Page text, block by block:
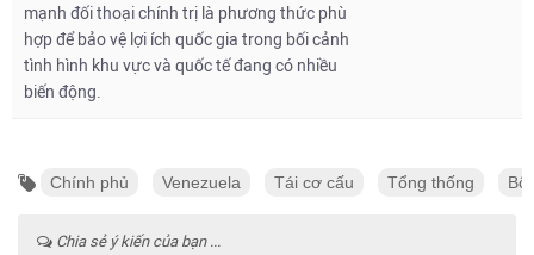
mạnh đối thoại chính trị là phương thức phù
hợp để bảo vệ lợi ích quốc gia trong bối cảnh
tình hình khu vực và quốc tế đang có nhiều
biến động.
Chính phủ Venezuela Tái cơ cấu Tổng thống Bộ
Chia sẻ ý kiến của bạn ...